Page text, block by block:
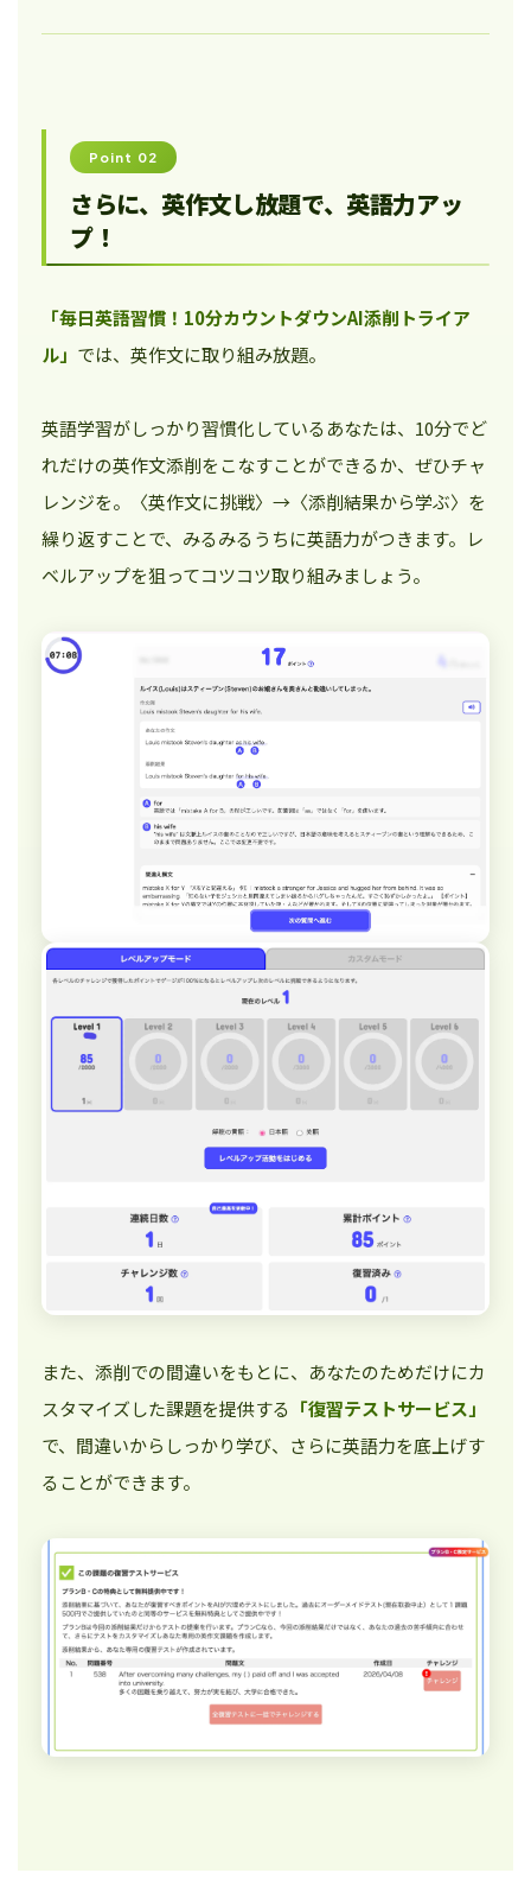
Point 02
さらに、英作文し放題で、英語力アッ
プ！
「毎日英語習慣！10分カウントダウンAI添削トライア
ル」 では、英作文に取り組み放題。
英語学習がしっかり習慣化しているあなたは、10分でど
れだけの英作文添削をこなすことができるか、ぜひチャ
レンジを。〈英作文に挑戦〉→〈添削結果から学ぶ〉を
繰り返すことで、みるみるうちに英語力がつきます。レ
ベルアップを狙ってコツコツ取り組みましょう。
また、添削での間違いをもとに、あなたのためだけにカ
スタマイズした課題を提供する 「復習テストサービス」
で、間違いからしっかり学び、さらに英語力を底上げす
ることができます。